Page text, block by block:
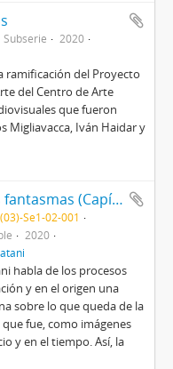
Subserie
2020
ramificación del Proyecto
del Centro de Arte
que fueron
Migliavacca, Iván Haidar y
La botánica de los fantasmas (Capítulo uno) 2020
Se1-02-001
2020
habla de los procesos
y en el origen una
sobre lo que queda de la
fue, como imágenes
y en el tiempo. Así, la